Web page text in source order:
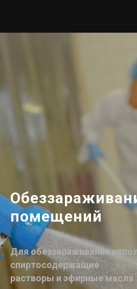
помещений
Для обеззараживания
спиртосодержащие
растворы и эфирные масла